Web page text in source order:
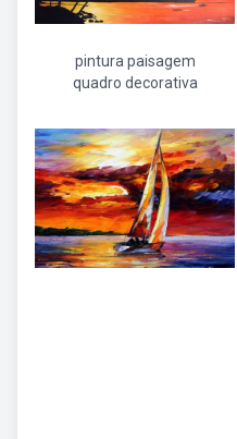
pintura paisagem
quadro decorativa